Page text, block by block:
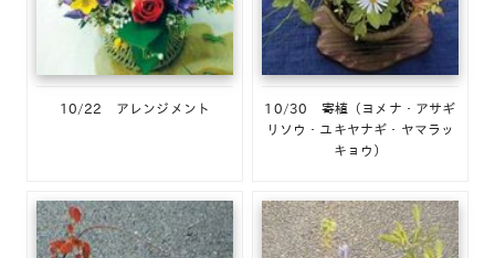
10/22 アレンジメント
10/30 寄植（ヨメナ・アサギ
リソウ・ユキヤナギ・ヤマラッ
キョウ）